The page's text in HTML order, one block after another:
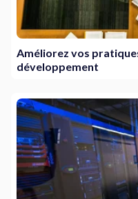
Améliorez vos
développement